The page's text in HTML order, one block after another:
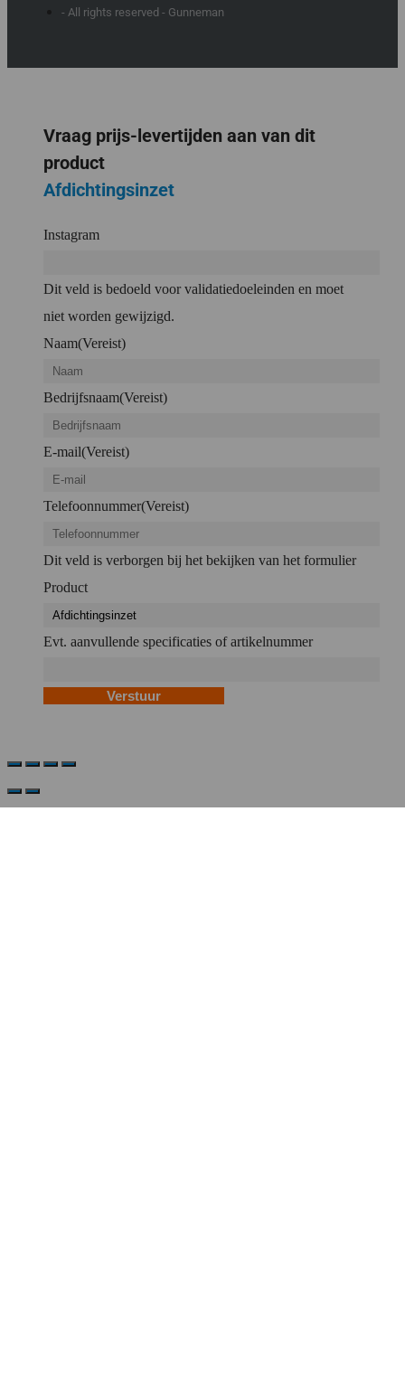
- All rights reserved - Gunneman
Vraag prijs-levertijden aan van dit
product
Afdichtingsinzet
Instagram
Dit veld is bedoeld voor validatiedoeleinden en moet
niet worden gewijzigd.
Naam(Vereist)
Bedrijfsnaam(Vereist)
E-mail(Vereist)
Telefoonnummer(Vereist)
Dit veld is verborgen bij het bekijken van het formulier
Product
Evt. aanvullende specificaties of artikelnummer